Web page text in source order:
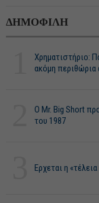
ΔΗΜΟΦΙΛΗ
Χρηματιστήριο:
ακόμη περιθώρια
O Mr. Big Short
του 1987
Ερχεται η